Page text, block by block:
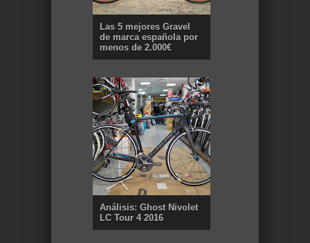
Las 5 mejores Gravel
de marca española por
menos de 2.000€
Análisis: Ghost Nivolet
LC Tour 4 2016